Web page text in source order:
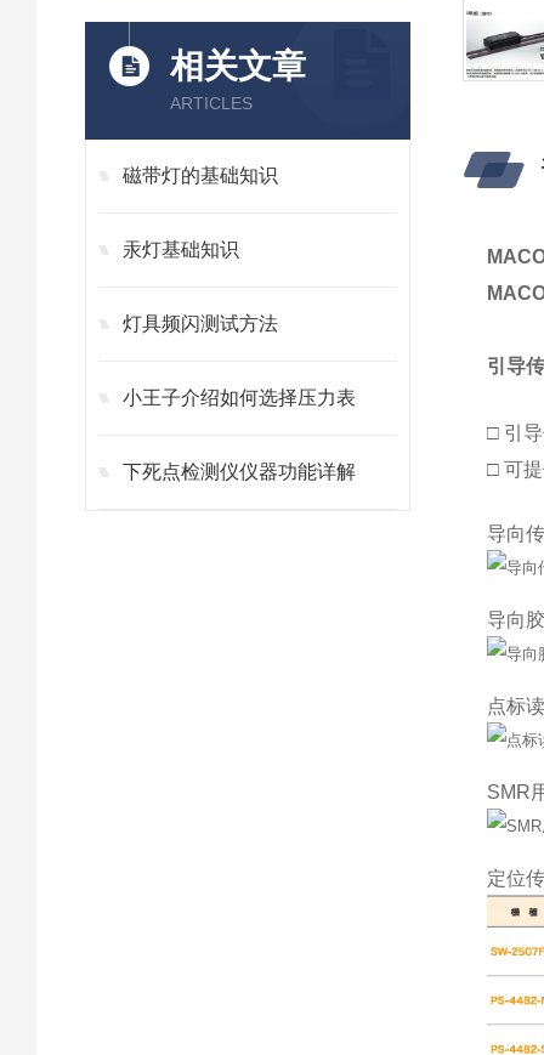
相关文章
ARTICLES
磁带灯的基础知识
汞灯基础知识
灯具频闪测试方法
小王子介绍如何选择压力表
下死点检测仪仪器功能详解
引导
□ 引
□ 可
导向
导向
点标
SMR
定位